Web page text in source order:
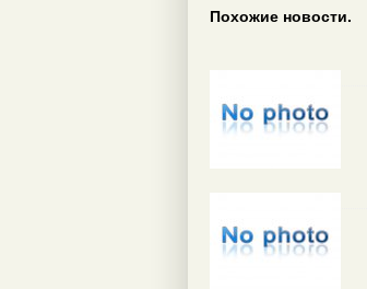
Похожие новости.